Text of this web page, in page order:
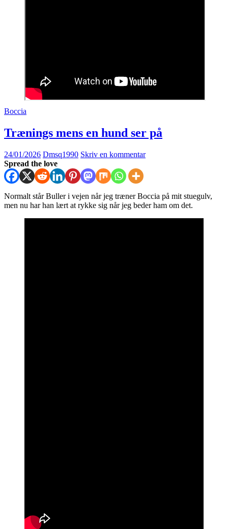
Boccia
Trænings mens en hund ser på
24/01/2026 Dmsq1990 Skriv en kommentar
Spread the love
Normalt står Buller i vejen når jeg træner Boccia på mit stuegulv,
men nu har han lært at rykke sig når jeg beder ham om det.